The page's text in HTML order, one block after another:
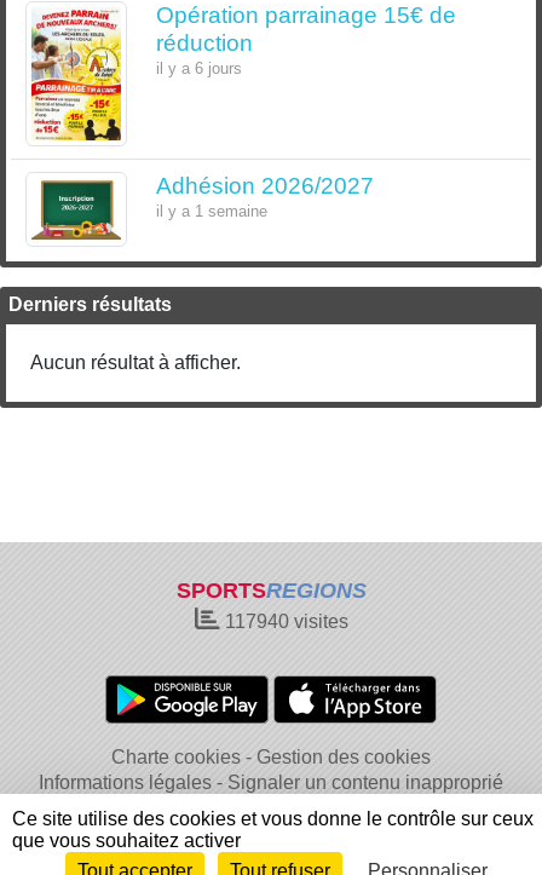
Opération parrainage 15€ de
réduction
il y a 6 jours
Adhésion 2026/2027
il y a 1 semaine
Derniers résultats
Aucun résultat à afficher.
SPORTSREGIONS
117940visites
Charte cookies
Gestion des cookies
Informations légales
Signaler un contenu inapproprié
Ce site utilise des cookies et vous donne le contrôle sur ceux
que vous souhaitez activer
Tout accepter
Tout refuser Personnaliser